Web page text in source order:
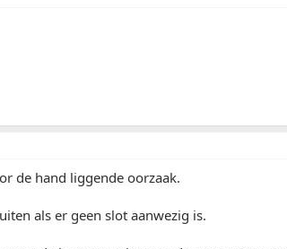
de hand liggende oorzaak.
als er geen slot aanwezig is.